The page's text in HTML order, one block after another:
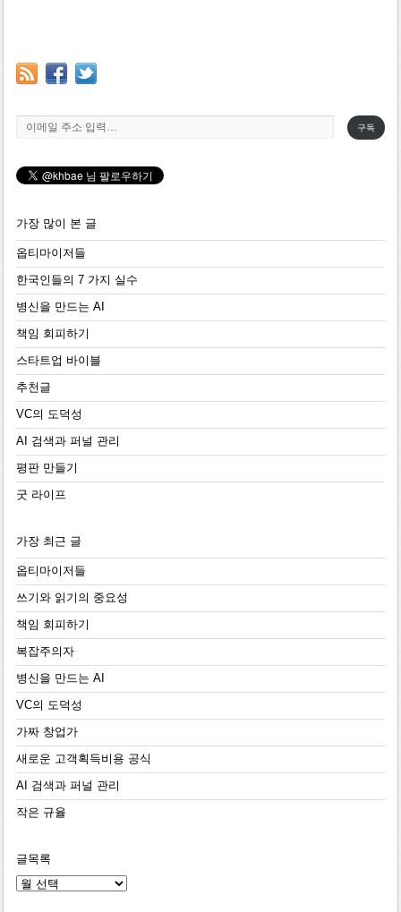
이메일 주소 입력…
구독
가장 많이 본 글
옵티마이저들
한국인들의 7 가지 실수
병신을 만드는 AI
책임 회피하기
스타트업 바이블
추천글
VC의 도덕성
AI 검색과 퍼널 관리
평판 만들기
굿 라이프
가장 최근 글
옵티마이저들
쓰기와 읽기의 중요성
책임 회피하기
복잡주의자
병신을 만드는 AI
VC의 도덕성
가짜 창업가
새로운 고객획득비용 공식
AI 검색과 퍼널 관리
작은 규율
글목록
글